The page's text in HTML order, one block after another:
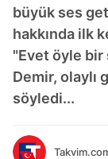
büyük ses
hakkında ilk
"Evet öyle bir
Demir, olaylı
söyledi...